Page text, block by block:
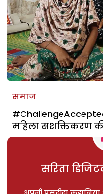
समाज
महिला सशक्तिकरण
सरिता